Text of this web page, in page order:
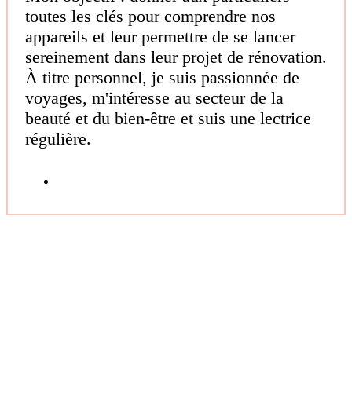
toutes les clés pour comprendre nos
appareils et leur permettre de se lancer
sereinement dans leur projet de rénovation.
À titre personnel, je suis passionnée de
voyages, m'intéresse au secteur de la
beauté et du bien-être et suis une lectrice
régulière.